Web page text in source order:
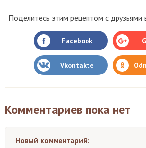
Поделитесь этим рецептом с друзьями
Facebook
Vkontakte
Комментариев пока нет
Новый комментарий: